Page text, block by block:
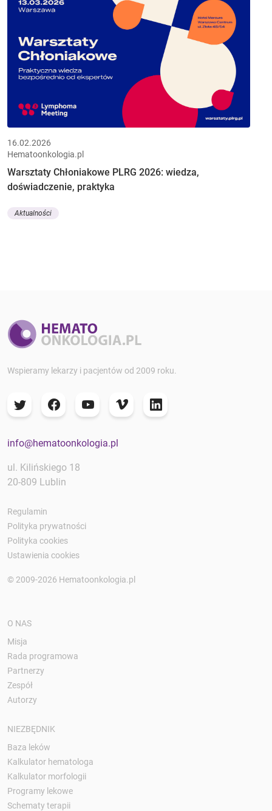
16.02.2026
Hematoonkologia.pl
Warsztaty Chłoniakowe PLRG 2026: wiedza,
doświadczenie, praktyka
Aktualności
Wspieramy lekarzy i pacjentów od 2009 roku.
info@hematoonkologia.pl
ul. Kilińskiego 18
20-809 Lublin
Regulamin
Polityka prywatności
Polityka cookies
Ustawienia cookies
© 2009-2026 Hematoonkologia.pl
O NAS
Misja
Rada programowa
Partnerzy
Zespół
Autorzy
NIEZBĘDNIK
Baza leków
Kalkulator hematologa
Kalkulator morfologii
Programy lekowe
Schematy terapii